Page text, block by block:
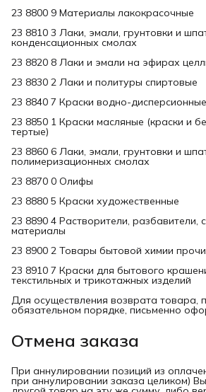
23 8800 9 Материалы лакокрасочные
23 8810 3 Лаки, эмали, грунтовки и
конденсационных смолах
23 8820 8 Лаки и эмали на эфирах
23 8830 2 Лаки и политуры спиртовые
23 8840 7 Краски водно-дисперсионные
23 8850 1 Краски масляные (краски и
тертые)
23 8860 6 Лаки, эмали, грунтовки и
полимеризационных смолах
23 8870 0 Олифы
23 8880 5 Краски художественные
23 8890 4 Растворители, разбавители,
материалы
23 8900 2 Товары бытовой химии
23 8910 7 Краски для бытового
текстильных и трикотажных изделий
Для осуществления возврата товара,
обязательном порядке, письменно
Отмена заказа
При аннулировании позиций из
при аннулировании заказа целиком)